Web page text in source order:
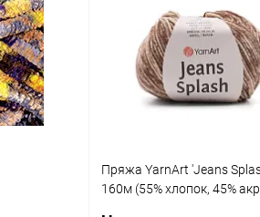
Сравнение
Под заказ
Купить в 1 клик
В избранное Под
Пряжа YarnArt 'Jeans
160м (55% хлопок, 45%